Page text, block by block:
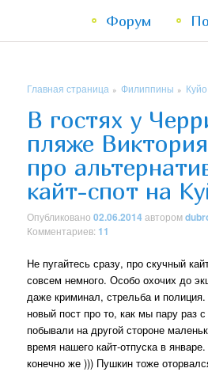
к
к
Форум
Главная страница »Филиппины » Куйо
В гостях у
пляже
про
кайт-спот на
Опубликовано02.06.2014автором
Комментариев: 11
Не пугайтесь сразу, про скучный
совсем немного. Особо охочих до
даже криминал, стрельба и
новый пост про то, как мы пару раз
побывали на другой стороне
время нашего кайт-отпуска в
конечно же ))) Пушкин тоже